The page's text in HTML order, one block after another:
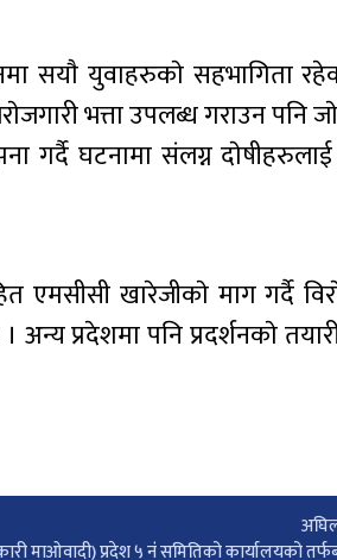
सयाै युवाहरुकाे सहभागिता
भत्ता उपलब्ध गराउन पनि
गर्दै घटनामा संलग्न
खारेजीकाे माग गर्दै
प्रदेशमा पनि प्रदर्शनकाे
माओवादी) प्रदेश ५ नंं समितिको कार्यालयको